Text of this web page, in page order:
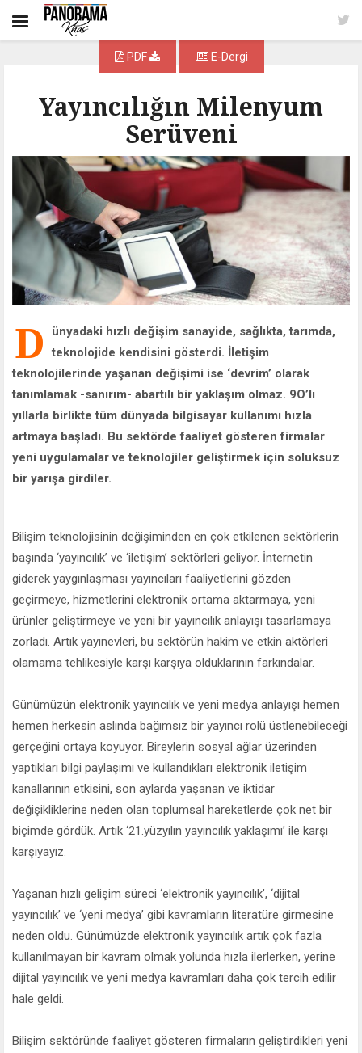
Yayıncılığın Milenyum
Serüveni
PDF E-Dergi
D
ünyadaki hızlı değişim sanayide, sağlıkta, tarımda,
teknolojide kendisini gösterdi. İletişim
teknolojilerinde yaşanan değişimi ise ‘devrim’ olarak
tanımlamak -sanırım- abartılı bir yaklaşım olmaz. 9O’lı
yıllarla birlikte tüm dünyada bilgisayar kullanımı hızla
artmaya başladı. Bu sektörde faaliyet gösteren firmalar
yeni uygulamalar ve teknolojiler geliştirmek için soluksuz
bir yarışa girdiler.
Bilişim teknolojisinin değişiminden en çok etkilenen sektörlerin
başında ‘yayıncılık’ ve ‘iletişim’ sektörleri geliyor. İnternetin
giderek yaygınlaşması yayıncıları faaliyetlerini gözden
geçirmeye, hizmetlerini elektronik ortama aktarmaya, yeni
ürünler geliştirmeye ve yeni bir yayıncılık anlayışı tasarlamaya
zorladı. Artık yayınevleri, bu sektörün hakim ve etkin aktörleri
olamama tehlikesiyle karşı karşıya olduklarının farkındalar.
Günümüzün elektronik yayıncılık ve yeni medya anlayışı hemen
hemen herkesin aslında bağımsız bir yayıncı rolü üstlenebileceği
gerçeğini ortaya koyuyor. Bireylerin sosyal ağlar üzerinden
yaptıkları bilgi paylaşımı ve kullandıkları elektronik iletişim
kanallarının etkisini, son aylarda yaşanan ve iktidar
değişikliklerine neden olan toplumsal hareketlerde çok net bir
biçimde gördük. Artık ‘21.yüzyılın yayıncılık yaklaşımı’ ile karşı
karşıyayız.
Yaşanan hızlı gelişim süreci ‘elektronik yayıncılık’, ‘dijital
yayıncılık’ ve ‘yeni medya’ gibi kavramların literatüre girmesine
neden oldu. Günümüzde elektronik yayıncılık artık çok fazla
kullanılmayan bir kavram olmak yolunda hızla ilerlerken, yerine
dijital yayıncılık ve yeni medya kavramları daha çok tercih edilir
hale geldi.
Bilişim sektöründe faaliyet gösteren firmaların geliştirdikleri yeni